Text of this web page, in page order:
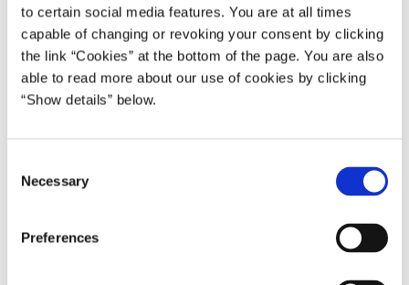
to certain social media features. You are at all times
capable of changing or revoking your consent by clicking
the link “Cookies” at the bottom of the page. You are also
able to read more about our use of cookies by clicking
“Show details” below.
Necessary
Preferences
"Vi har alle sammen et ansvar for at sætte en stopper for
seksuel chikane, og derfor vil vi i regeringen nu også gøre
det dyrere at overtræde forbuddet. Godtgørelserne i sager
om seksuel chikane er simpelthen for lave og
utidssvarende. Det vil vi lave om på nu, og samtidig sende
Tydligere forbud
chikane endnu tydeligere i ligebehandlingsloven, så der
står, at lige arbejdsvilkår også omfatter forbud mod seksuel